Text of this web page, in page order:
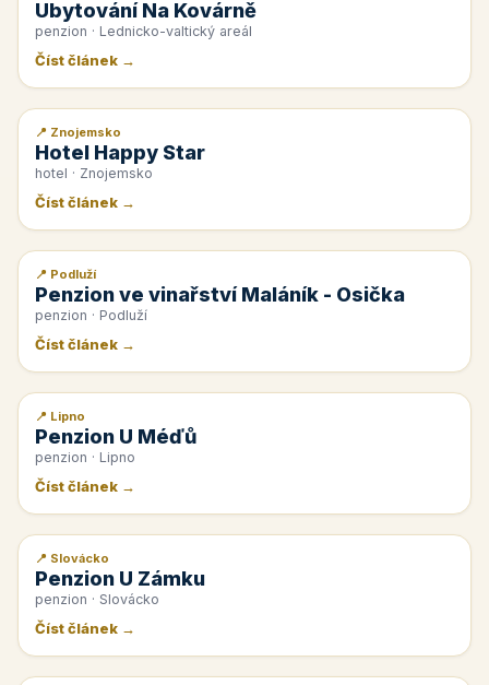
Ubytování Na Kovárně
penzion · Lednicko-valtický areál
Číst článek →
📰 PR článek
📍 Znojemsko
Hotel Happy Star
hotel · Znojemsko
Číst článek →
📰 PR článek
📍 Podluží
Penzion ve vinařství Maláník - Osička
penzion · Podluží
Číst článek →
📰 PR článek
📍 Lipno
Penzion U Méďů
penzion · Lipno
Číst článek →
📰 PR článek
📍 Slovácko
Penzion U Zámku
penzion · Slovácko
Číst článek →